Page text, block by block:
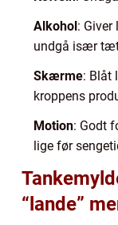
Alkohol:
undgå især
Skærme: Blåt
kroppens
Motion: Godt
lige før
“lande”